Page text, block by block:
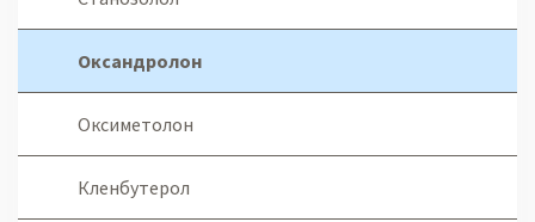
Оксандролон
Оксиметолон
Кленбутерол